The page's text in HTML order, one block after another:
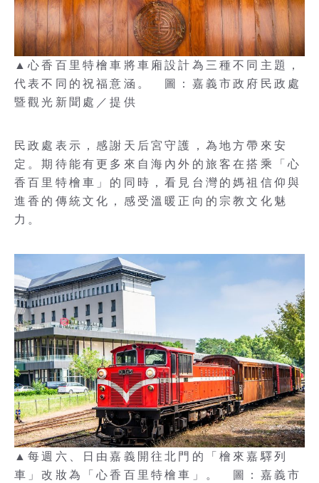
▲心香百里特檜車將車廂設計為三種不同主題，
代表不同的祝福意涵。 圖：嘉義市政府民政處
暨觀光新聞處／提供
民政處表示，感謝天后宮守護，為地方帶來安
定。期待能有更多來自海內外的旅客在搭乘「心
香百里特檜車」的同時，看見台灣的媽祖信仰與
進香的傳統文化，感受溫暖正向的宗教文化魅
力。
▲每週六、日由嘉義開往北門的「檜來嘉驛列
車」改妝為「心香百里特檜車」。 圖：嘉義市